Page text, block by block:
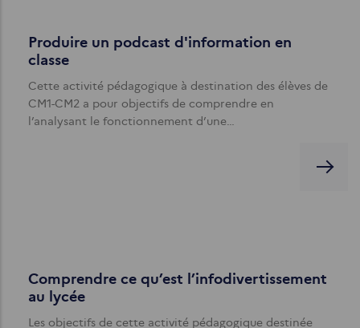
Produire un podcast d'information en
classe
Cette activité pédagogique à destination des élèves de
CM1-CM2 a pour objectifs de comprendre en
l’analysant le fonctionnement d’une…
Comprendre ce qu’est l’infodivertissement
au lycée
Les objectifs de cette activité pédagogique destinée